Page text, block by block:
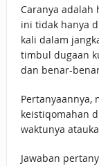
Caranya
ini tidak hanya
kali dalam
timbul dugaan
dan benar-
Pertanyaannya,
keistiqomahan
waktunya
Jawaban